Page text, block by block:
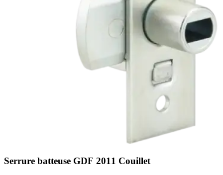
Serrure batteuse GDF 2011 Couillet